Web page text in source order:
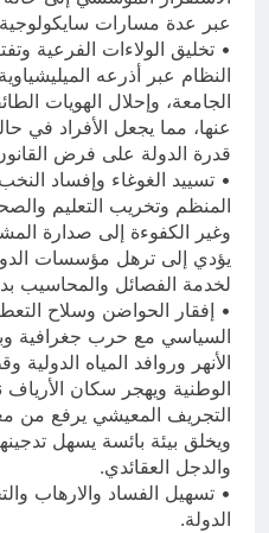
عبر عدة مسارات سايكولوجية
• تخليق الولاءات الفرعية
النظام عبر أذرعه
الجامعة، وإحلال الهويات
عنها، مما يجعل الأفراد في
قدرة الدولة على فرض
• تسييد الغوغاء وإفساد
المنظم وتخريب التعليم
وغير الكفوءة إلى صدارة
يؤدي إلى ترهل مؤسسات
لخدمة الفصائل والمحاسيب
• إفقار الحواضن وسلاح
السياسي مع حرب جغرافية
الأنهر وروافد المياه الدولية
الوطنية ويهجر سكان
التجريف المعيشي يرفع من
ويخلق بيئة بائسة يسهل
والدجل العقائدي.
• تسهيل الفساد والارهاب
الدولة.